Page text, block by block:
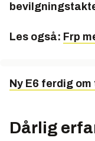
Les også: Frp
Ny E6 ferdig
Dårlig